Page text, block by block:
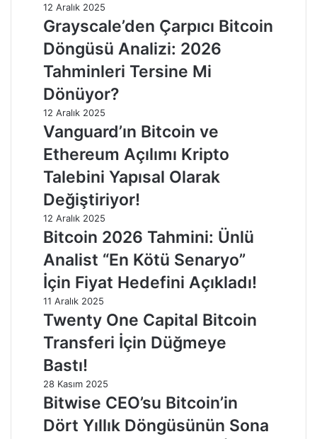
12 Aralık 2025
Grayscale’den Çarpıcı Bitcoin
Döngüsü Analizi: 2026
Tahminleri Tersine Mi
Dönüyor?
12 Aralık 2025
Vanguard’ın Bitcoin ve
Ethereum Açılımı Kripto
Talebini Yapısal Olarak
Değiştiriyor!
12 Aralık 2025
Bitcoin 2026 Tahmini: Ünlü
Analist “En Kötü Senaryo”
İçin Fiyat Hedefini Açıkladı!
11 Aralık 2025
Twenty One Capital Bitcoin
Transferi İçin Düğmeye
Bastı!
28 Kasım 2025
Bitwise CEO’su Bitcoin’in
Dört Yıllık Döngüsünün Sona